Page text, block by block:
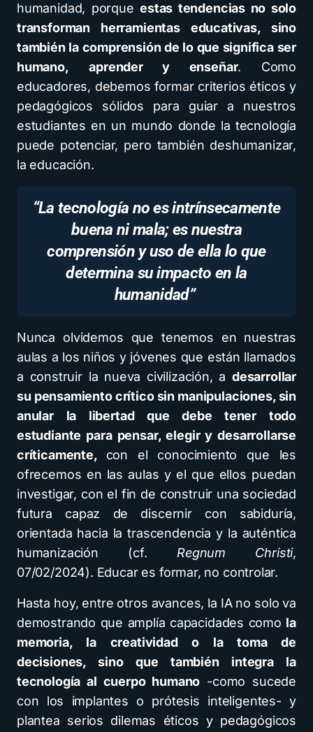
humanidad, porqueestas tendencias no solo
transforman herramientas educativas, sino
también la comprensión de lo que significa ser
humano,
aprender y enseñar. Como
educadores, debemos formar criterios éticos y
pedagógicos sólidos para guiar a nuestros
estudiantes en un mundo donde la tecnología
puede potenciar, pero también deshumanizar,
la educación.
“La tecnología no es intrínsecamente
buena ni mala; es nuestra
comprensión y uso de ella lo que
determina su impacto en la
humanidad”
Nunca olvidemos que tenemos en nuestras
aulas a los niños y jóvenes que están llamados
a construir la nueva civilización, a desarrollar
su pensamiento crítico sin manipulaciones, sin
anular la libertad que debe tener todo
estudiante para pensar, elegir y desarrollarse
críticamente, con el conocimiento que les
ofrecemos en las aulas y el que ellos puedan
investigar, con el fin de construir una sociedad
futura capaz de discernir con sabiduría,
orientada hacia la trascendencia y la auténtica
humanización (cf.Regnum Christi,
07/02/2024). Educar es formar, no controlar.
Hasta hoy, entre otros avances, la IA no solo va
demostrando que amplía capacidades como la
memoria, la creatividad o la toma de
decisiones, sino que también integra la
tecnología al cuerpo humano -como sucede
con los implantes o prótesis inteligentes- y
plantea serios dilemas éticos y pedagógicos